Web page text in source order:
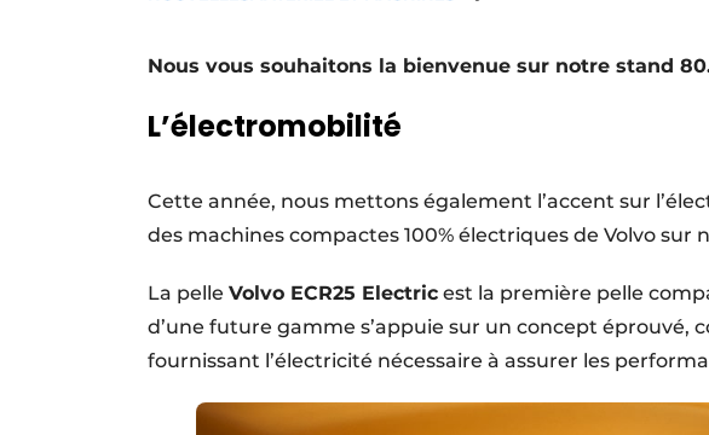
Video’s
Nous vous souhaitons la bienvenue sur notre stand
L’électromobilité
Cette année, nous mettons également l’accent sur
des machines compactes 100% électriques de Volvo sur
La pelle Volvo ECR25 Electric est la première pelle
d’une future gamme s’appuie sur un concept éprouvé,
fournissant l’électricité nécessaire à assurer les